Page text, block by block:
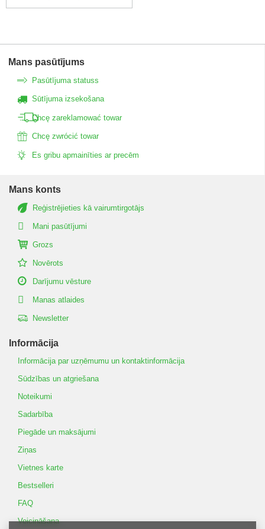
Mans pasūtījums
Pasūtījuma statuss
Sūtījuma izsekošana
Chcę zareklamować towar
Chcę zwrócić towar
Es gribu apmainīties ar precēm
Mans konts
Reģistrējieties kā vairumtirgotājs
Mani pasūtījumi
Grozs
Novērots
Darījumu vēsture
Manas atlaides
Newsletter
Informācija
Informācija par uzņēmumu un kontaktinformācija
Sūdzības un atgriešana
Noteikumi
Sadarbība
Piegāde un maksājumi
Ziņas
Vietnes karte
Bestselleri
FAQ
Veicināšana